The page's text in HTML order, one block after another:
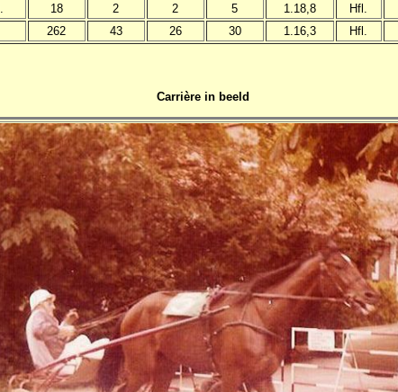
18 2 2 5 1.18,8 Hfl.
262 43 26 30 1.16,3 Hfl.
Carrière in beeld